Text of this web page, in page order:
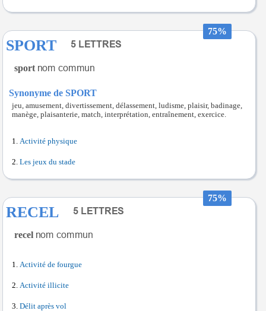
75%
SPORT
sport
Synonyme de SPORT
jeu, amusement, divertissement, délassement, ludisme, plaisir, badinage,
manège, plaisanterie, match, interprétation, entraînement, exercice.
Activité physique
Les jeux du stade
75%
RECEL
recel
Activité de fourgue
Activité illicite
Délit après vol